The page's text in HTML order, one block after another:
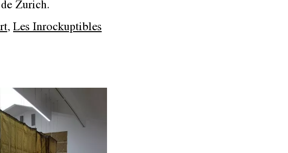
Zurich.
, Les Inrockuptibles